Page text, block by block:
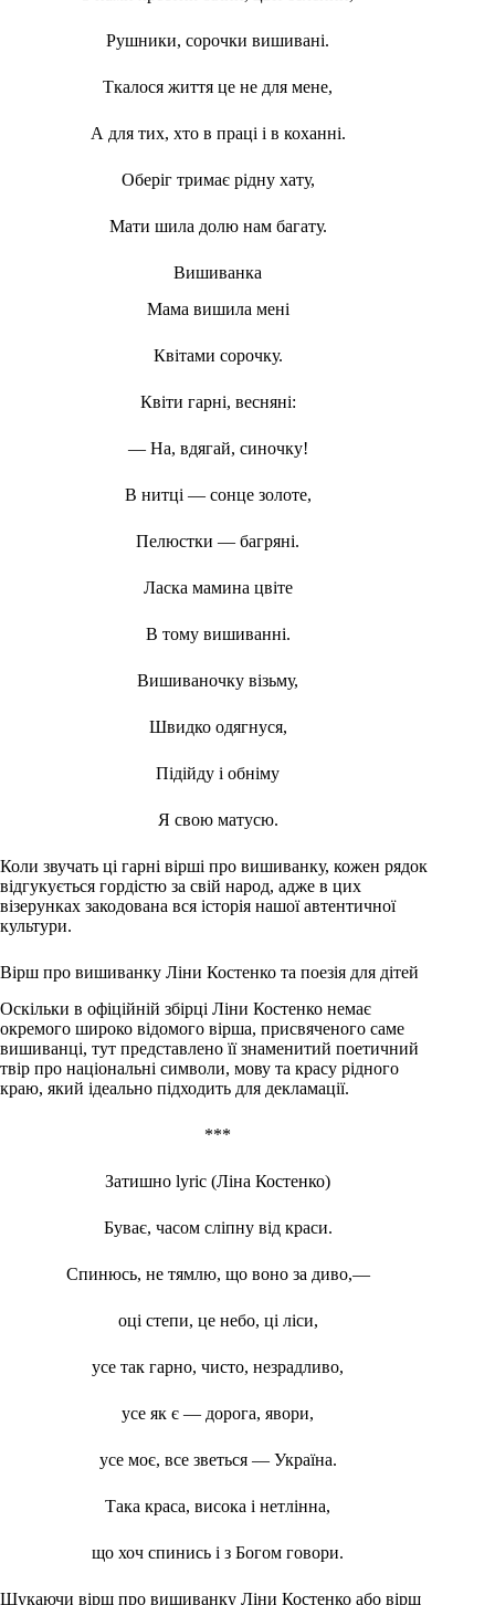
Рушники, сорочки вишивані.
Ткалося життя це не для мене,
А для тих, хто в праці і в коханні.
Оберіг тримає рідну хату,
Мати шила долю нам багату.
Вишиванка
Мама вишила мені
Квітами сорочку.
Квіти гарні, весняні:
— На, вдягай, синочку!
В нитці — сонце золоте,
Пелюстки — багряні.
Ласка мамина цвіте
В тому вишиванні.
Вишиваночку візьму,
Швидко одягнуся,
Підійду і обніму
Я свою матусю.
Коли звучать ці гарні вірші про вишиванку, кожен рядок
відгукується гордістю за свій народ, адже в цих
візерунках закодована вся історія нашої автентичної
культури.
Вірш про вишиванку Ліни Костенко та поезія для дітей
Оскільки в офіційній збірці Ліни Костенко немає
окремого широко відомого вірша, присвяченого саме
вишиванці, тут представлено її знаменитий поетичний
твір про національні символи, мову та красу рідного
краю, який ідеально підходить для декламації.
***
Затишно lyric (Ліна Костенко)
Буває, часом сліпну від краси.
Спинюсь, не тямлю, що воно за диво,—
оці степи, це небо, ці ліси,
усе так гарно, чисто, незрадливо,
усе як є — дорога, явори,
усе моє, все зветься — Україна.
Така краса, висока і нетлінна,
що хоч спинись і з Богом говори.
Шукаючи вірш про вишиванку Ліни Костенко або вірш